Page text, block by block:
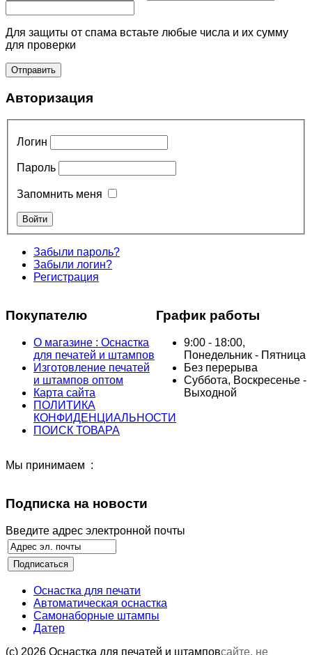
Для защиты от спама встаьте любые числа и их сумму
для проверки
Авторизация
Логин
Пароль
Запомнить меня
Забыли пароль?
Забыли логин?
Регистрация
Покупателю
О магазине : Оснастка
для печатей и штампов
Изготовление печатей
и штампов оптом
Карта сайта
ПОЛИТИКА
КОНФИДЕНЦИАЛЬНОСТИ
ПОИСК ТОВАРА
График работы
9:00 - 18:00,
Понедельник - Пятница
Без перерыва
Суббота, Воскресенье -
Выходной
Мы принимаем :
Подписка на новости
Введите адрес электронной почты
Оснастка для печати
Автоматическая оснастка
Самонаборные штампы
Датер
(с) 2026 Оснастка для печатей и штамповсайте, не